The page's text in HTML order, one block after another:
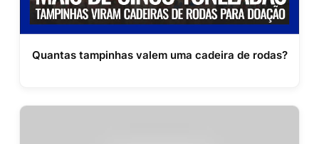
Quantas tampinhas valem uma cadeira de rodas?